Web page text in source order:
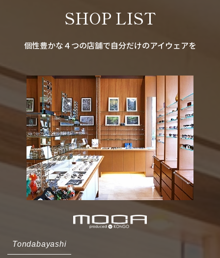
SHOP LIST
個性豊かな４つの店舗で自分だけのアイウェアを
Tondabayashi